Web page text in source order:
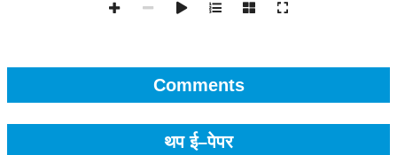
Comments
थप ई–पेपर